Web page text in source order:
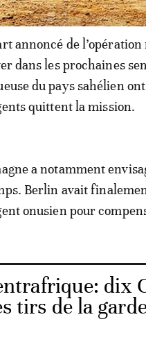
annoncé de
dans les prochaines
du pays sahélien
quittent la mission.
a notamment
Berlin avait
onusien pour
dix
tirs de la